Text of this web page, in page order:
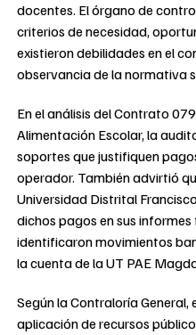
docentes. El órgano de
criterios de necesidad,
existieron debilidades en el
observancia de la normativa
En el análisis del Contrato
Alimentación Escolar, la
soportes que justifiquen
operador. También advirtió
Universidad Distrital
dichos pagos en sus
identificaron movimientos
la cuenta de la UT PAE
Según la Contraloría
aplicación de recursos